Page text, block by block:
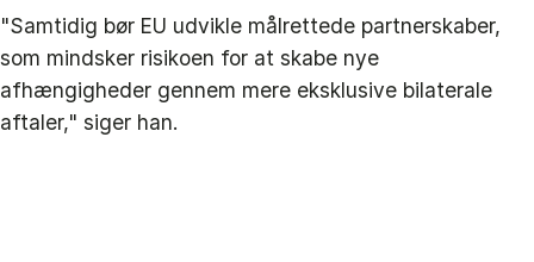
"Samtidig bør EU udvikle målrettede partnerskaber,
som mindsker risikoen for at skabe nye
afhængigheder gennem mere eksklusive bilaterale
aftaler," siger han.